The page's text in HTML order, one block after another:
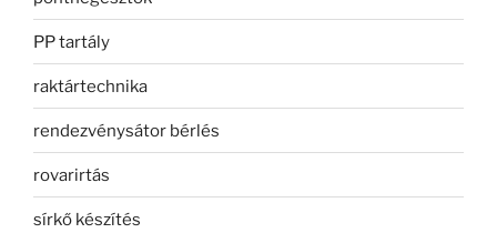
PP tartály
raktártechnika
rendezvénysátor bérlés
rovarirtás
sírkő készítés